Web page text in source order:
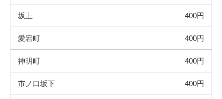
坂上 400円
愛宕町 400円
神明町 400円
市ノ口坂下 400円